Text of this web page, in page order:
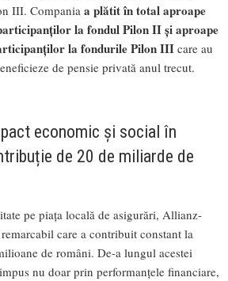
III. Compania a plătit în total aproape
la fondul Pilon II și aproape
la fondurile Pilon III care au
de pensie privată anul trecut.
economic și social în
de 20 de miliarde de
pe piața locală de asigurări, Allianz-
care a contribuit constant la
de români. De-a lungul acestei
nu doar prin performanțele financiare,